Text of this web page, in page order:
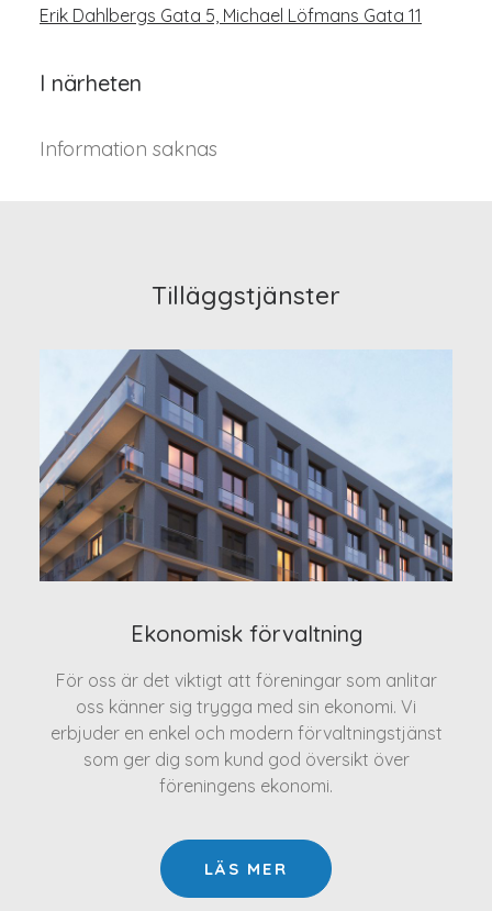
Erik Dahlbergs Gata 5, Michael Löfmans Gata 11
I närheten
Information saknas
Tilläggstjänster
Ekonomisk förvaltning
För oss är det viktigt att föreningar som anlitar
oss känner sig trygga med sin ekonomi. Vi
erbjuder en enkel och modern förvaltningstjänst
som ger dig som kund god översikt över
föreningens ekonomi.
LÄS MER